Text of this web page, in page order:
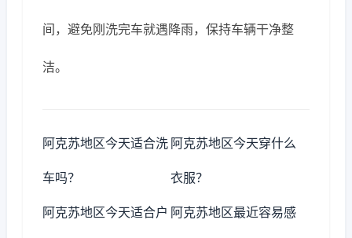
间，避免刚洗完车就遇降雨，保持车辆干净整
洁。
阿克苏地区今天适合洗
车吗？
阿克苏地区今天穿什么
衣服？
阿克苏地区今天适合户 阿克苏地区最近容易感